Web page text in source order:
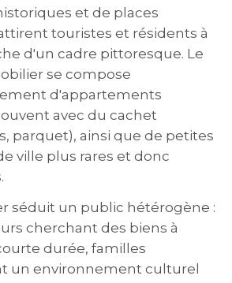
et de places
touristes et résidents à
d'un cadre pittoresque. Le
se compose
d'appartements
avec du cachet
parquet), ainsi que de petites
ville plus rares et donc
séduit un public hétérogène :
cherchant des biens à
durée, familles
un environnement culturel